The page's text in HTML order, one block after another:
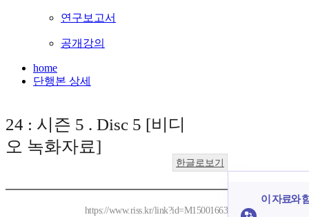
연구보고서
공개강의
home
단행본 상세
24 : 시즌 5 . Disc 5 [비디
오 녹화자료]
한글로보기
https://www.riss.kr/link?id=M15001663
이 자료와